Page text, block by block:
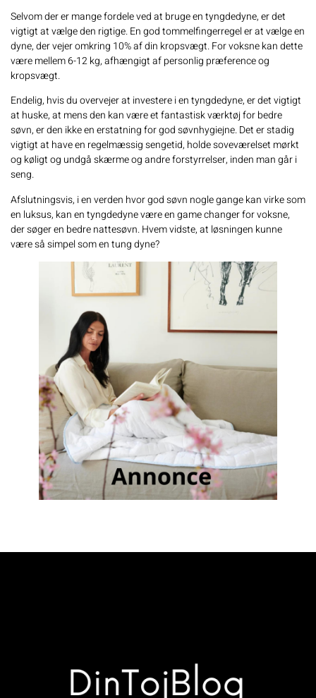
Selvom der er mange fordele ved at bruge en tyngdedyne, er det
vigtigt at vælge den rigtige. En god tommelfingerregel er at vælge en
dyne, der vejer omkring 10% af din kropsvægt. For voksne kan dette
være mellem 6-12 kg, afhængigt af personlig præference og
kropsvægt.
Endelig, hvis du overvejer at investere i en tyngdedyne, er det vigtigt
at huske, at mens den kan være et fantastisk værktøj for bedre
søvn, er den ikke en erstatning for god søvnhygiejne. Det er stadig
vigtigt at have en regelmæssig sengetid, holde soveværelset mørkt
og køligt og undgå skærme og andre forstyrrelser, inden man går i
seng.
Afslutningsvis, i en verden hvor god søvn nogle gange kan virke som
en luksus, kan en tyngdedyne være en game changer for voksne,
der søger en bedre nattesøvn. Hvem vidste, at løsningen kunne
være så simpel som en tung dyne?